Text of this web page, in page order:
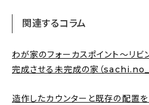
関連するコラム
わが家のフォーカスポイント～リ
完成させる未完成の家（
造作したカウンターと既存の配置